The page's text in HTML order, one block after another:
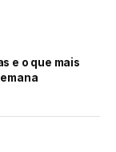
e o que mais